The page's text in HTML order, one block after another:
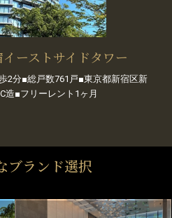
ーストサイドタワー
2分■総戸数761戸■東京都新宿区新
造■フリーレント1ヶ月
ブランド選択